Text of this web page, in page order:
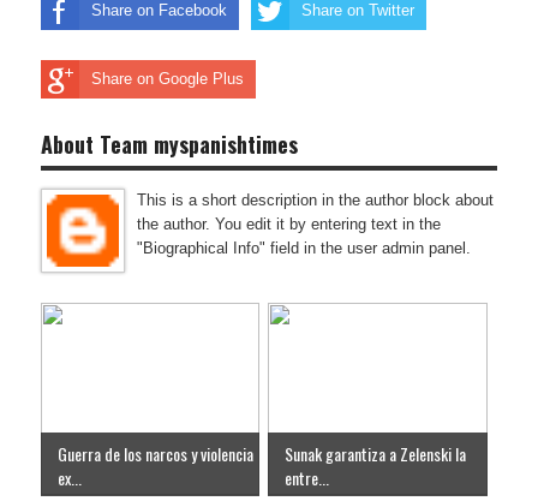
Share on Facebook Share on Twitter
Share on Google Plus
About Team myspanishtimes
This is a short description in the author block about
the author. You edit it by entering text in the
"Biographical Info" field in the user admin panel.
Guerra de los narcos y violencia
ex...
Sunak garantiza a Zelenski la
entre...